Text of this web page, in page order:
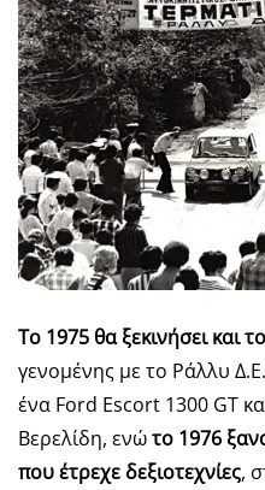
To 1975 θα ξεκινήσει και
γενομένης με το Ράλλυ
ένα Ford Escort 1300 GT
Βερελίδη, ενώτo 1976
που έτρεχε δεξιοτεχνίες,